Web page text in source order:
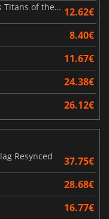
SpongeBob SquarePants Titans of the Tide 12.62€
8.40€
11.67€
24.38€
26.12€
Resynced
37.75€
28.68€
16.77€